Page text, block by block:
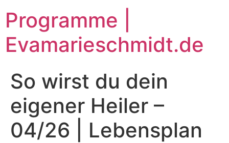
Inhalt
springen
Programme |
Evamarieschmidt.de
So wirst du dein
eigener Heiler –
04/26 | Lebensplan